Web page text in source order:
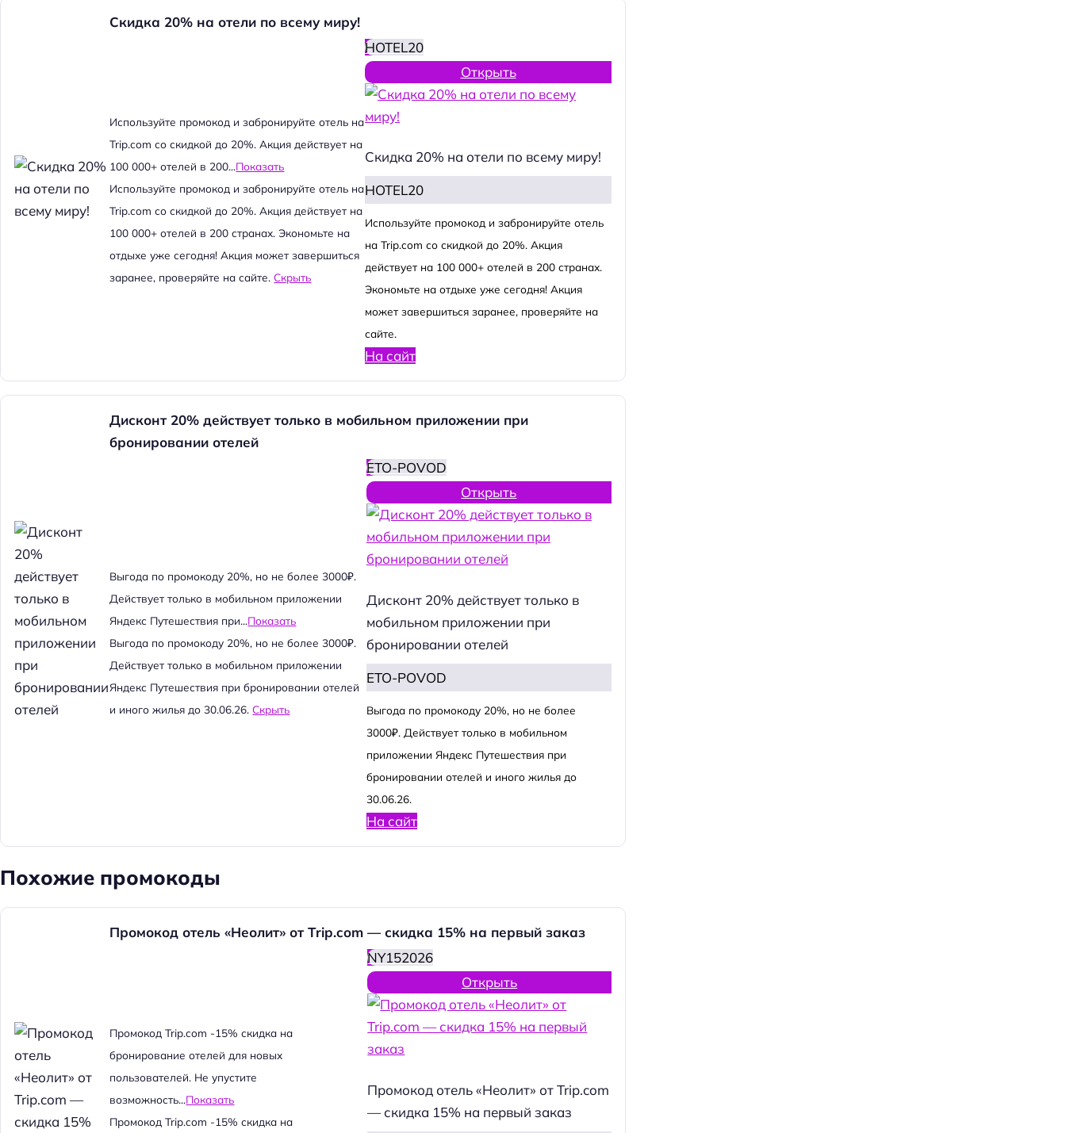
Скидка 20% на отели по всему миру!
Используйте промокод и забронируйте отель на
Trip.com со скидкой до 20%. Акция действует на
100 000+ отелей в 200...Показать
Используйте промокод и забронируйте отель на
Trip.com со скидкой до 20%. Акция действует на
100 000+ отелей в 200 странах. Экономьте на
отдыхе уже сегодня! Акция может завершиться
заранее, проверяйте на сайте.Скрыть
HOTEL20
Открыть
Скидка 20% на отели по всему миру!
HOTEL20
Используйте промокод и забронируйте отель
на Trip.com со скидкой до 20%. Акция
действует на 100 000+ отелей в 200 странах.
Экономьте на отдыхе уже сегодня! Акция
может завершиться заранее, проверяйте на
сайте.
На сайт
Дисконт 20% действует только в мобильном приложении при
бронировании отелей
Выгода по промокоду 20%, но не более 3000₽.
Действует только в мобильном приложении
Яндекс Путешествия при...Показать
Выгода по промокоду 20%, но не более 3000₽.
Действует только в мобильном приложении
Яндекс Путешествия при бронировании отелей
и иного жилья до 30.06.26.Скрыть
ETO-POVOD
Открыть
Дисконт 20% действует только в
мобильном приложении при
бронировании отелей
ETO-POVOD
Выгода по промокоду 20%, но не более
3000₽. Действует только в мобильном
приложении Яндекс Путешествия при
бронировании отелей и иного жилья до
30.06.26.
На сайт
Похожие промокоды
Промокод отель «Неолит» от Trip.com — скидка 15% на первый заказ
Промокод Trip.com -15% скидка на
бронирование отелей для новых
пользователей. Не упустите
возможность...Показать
Промокод Trip.com -15% скидка на
NY152026
Открыть
Промокод отель «Неолит» от Trip.com
— скидка 15% на первый заказ